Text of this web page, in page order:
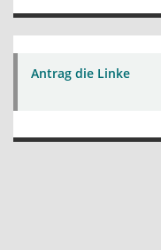
Antrag die Linke